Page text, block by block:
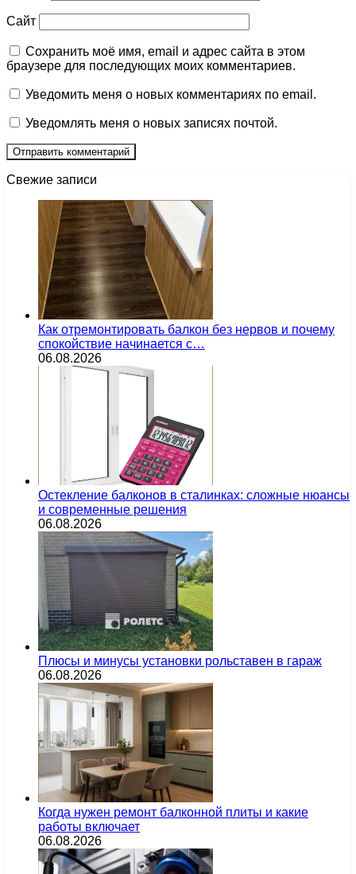
Сайт
Сохранить моё имя, email и адрес сайта в этом
браузере для последующих моих комментариев.
Уведомить меня о новых комментариях по email.
Уведомлять меня о новых записях почтой.
Свежие записи
Как отремонтировать балкон без нервов и почему
спокойствие начинается с…
06.08.2026
Остекление балконов в сталинках: сложные нюансы
и современные решения
06.08.2026
Плюсы и минусы установки рольставен в гараж
06.08.2026
Когда нужен ремонт балконной плиты и какие
работы включает
06.08.2026